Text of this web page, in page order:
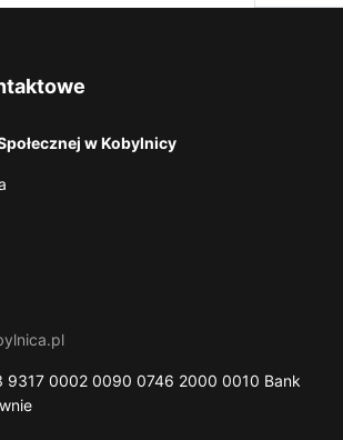
w Kobylnicy
9317 0002 0090 0746 2000 0010 Bank